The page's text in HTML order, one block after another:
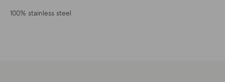
100% stainless steel